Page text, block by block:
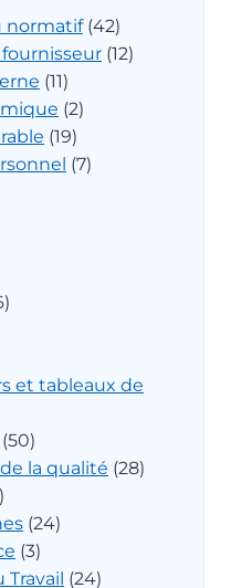
normatif(42)
(12)
(11)
(2)
(19)
(7)
et tableaux de
(50)
la qualité (28)
(24)
(3)
Travail (24)